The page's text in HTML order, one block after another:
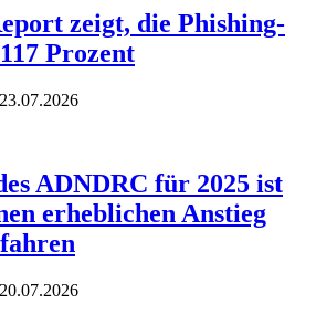
zeigt, die Phishing-
Prozent
23.07.2026
ADNDRC für 2025 ist
erheblichen Anstieg
20.07.2026